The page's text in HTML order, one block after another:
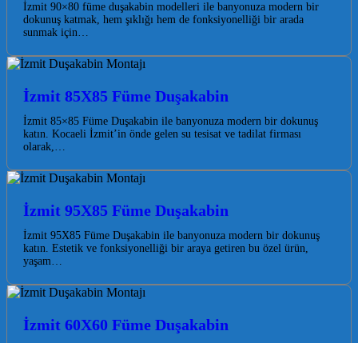
İzmit 90×80 füme duşakabin modelleri ile banyonuza modern bir
dokunuş katmak, hem şıklığı hem de fonksiyonelliği bir arada
sunmak için…
İzmit 85X85 Füme Duşakabin
İzmit 85×85 Füme Duşakabin ile banyonuza modern bir dokunuş
katın. Kocaeli İzmit’in önde gelen su tesisat ve tadilat firması
olarak,…
İzmit 95X85 Füme Duşakabin
İzmit 95X85 Füme Duşakabin ile banyonuza modern bir dokunuş
katın. Estetik ve fonksiyonelliği bir araya getiren bu özel ürün,
yaşam…
İzmit 60X60 Füme Duşakabin